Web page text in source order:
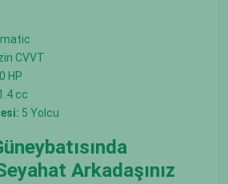
CVVT
HP
cc
5 Yolcu
Arkadaşınız